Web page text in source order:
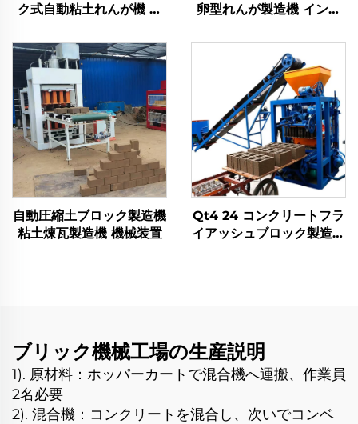
ク式自動粘土れんが機 液
電気インタロック式
卵型れんが製造機 インタ
型 自動ブロック自動車製
造機
自動圧縮土ブロック製造機
粘土煉瓦製造機 機械装置
Qt4 24 コンクリートフラ
イアッシュブロック製造機
ブリック機械工場の生産説明
1). 原材料：ホッパーカートで混合機へ運搬、作業員
2名必要
2). 混合機：コンクリートを混合し、次いでコンベ